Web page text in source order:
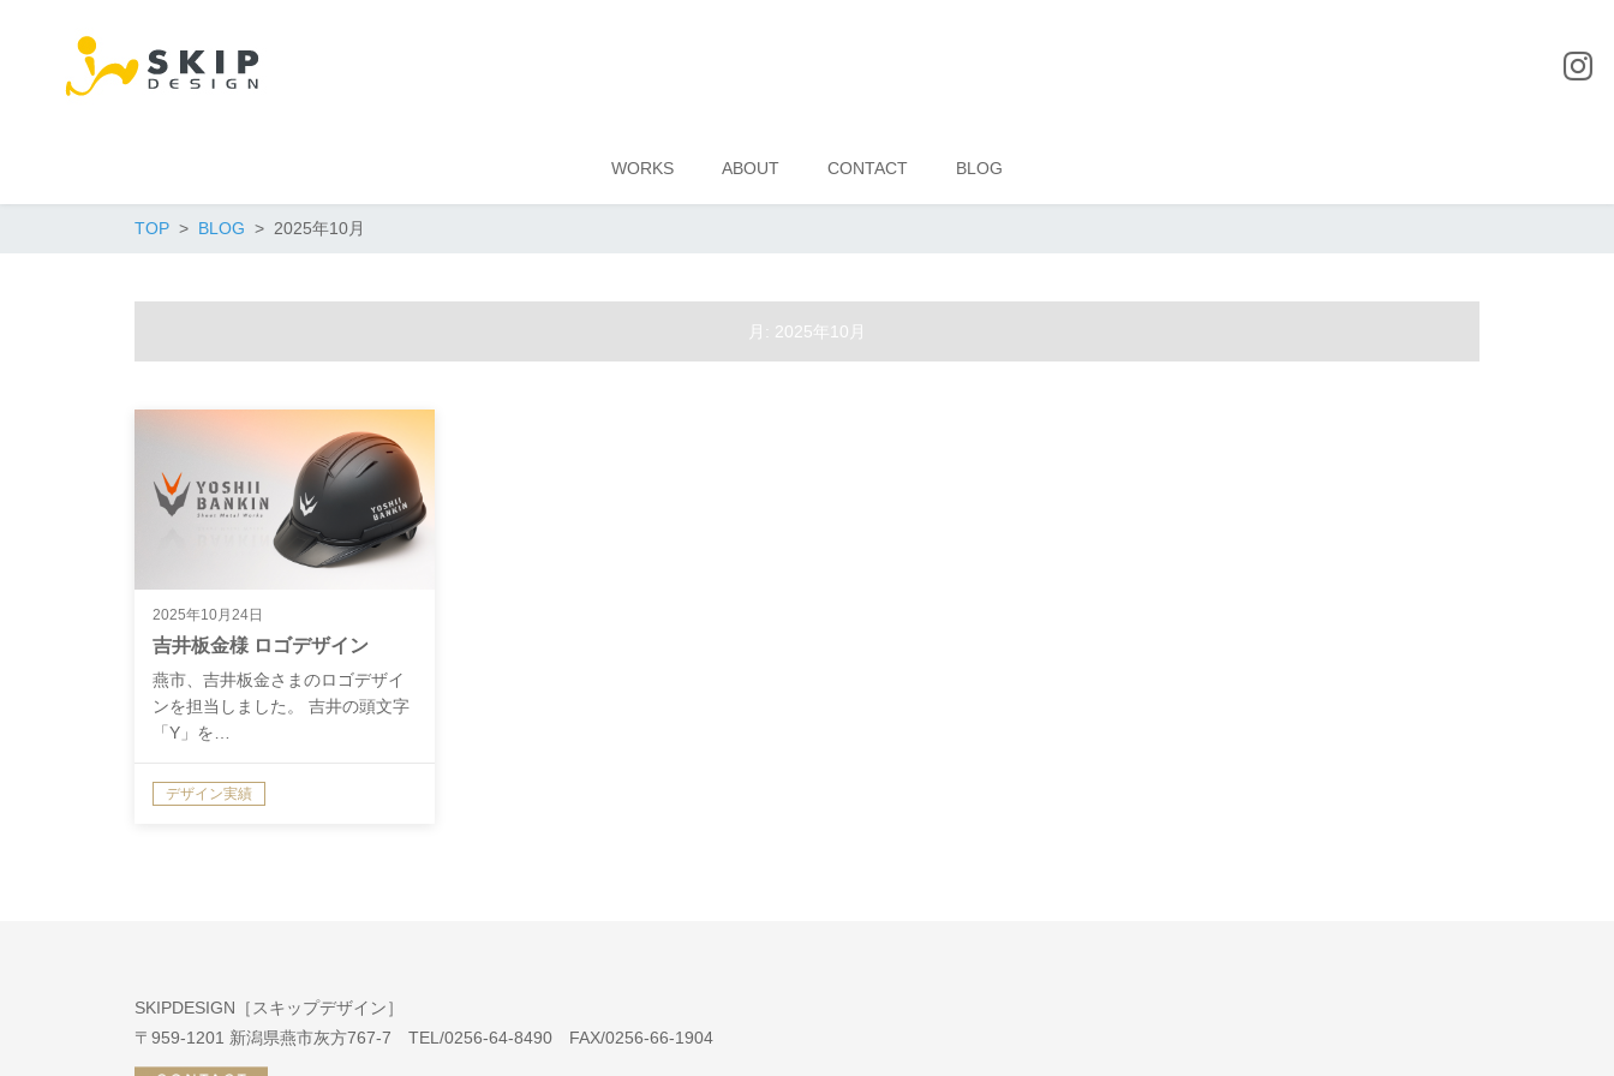
WORKS ABOUT CONTACT BLOG
TOP BLOG 2025年10月
2025年10月
2025年10月24日
吉井板金様 ロゴデザイン
燕市、吉井板金さまのロゴデザイ
ンを担当しました。 吉井の頭文字
「Y」を…
デザイン実績
SKIPDESIGN［スキップデザイン］
〒959-1201 新潟県燕市灰方767-7 TEL/0256-64-8490 FAX/0256-66-1904